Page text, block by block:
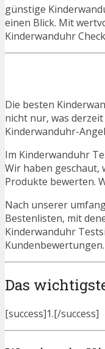
günstige
einen Blick. Mit
Kinderwanduhr
Die besten
nicht nur, was
Kinderwanduhr-
Im Kinderwanduhr
Wir haben geschaut,
Produkte bewerten.
Nach unserer
Bestenlisten, mit
Kinderwanduhr
Kundenbewertungen.
Das
[success]1.[/success]